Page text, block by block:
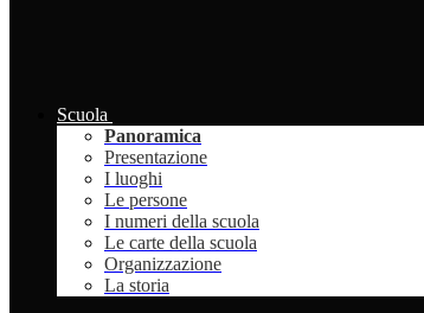
Scuola
Panoramica
Presentazione
I luoghi
Le persone
I numeri della scuola
Le carte della scuola
Organizzazione
La storia